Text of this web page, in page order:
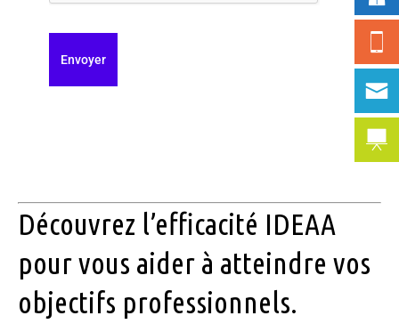
Découvrez l’efficacité IDEAA
pour vous aider à atteindre vos
objectifs professionnels.